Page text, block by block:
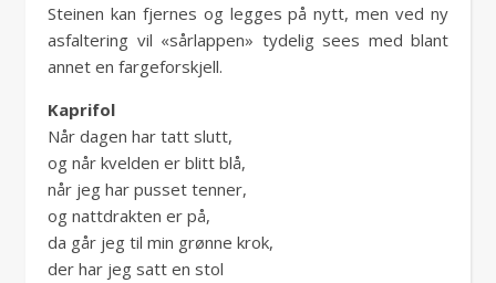
Steinen kan fjernes og legges på nytt, men ved ny
asfaltering vil «sårlappen» tydelig sees med blant
annet en fargeforskjell.
Kaprifol
Når dagen har tatt slutt,
og når kvelden er blitt blå,
når jeg har pusset tenner,
og nattdrakten er på,
da går jeg til min grønne krok,
der har jeg satt en stol